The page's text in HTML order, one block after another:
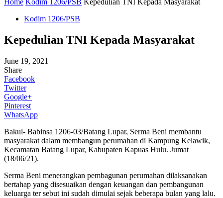
Home Kodim 1206/PSB Kepedulian TNI Kepada Masyarakat
Kodim 1206/PSB
Kepedulian TNI Kepada Masyarakat
June 19, 2021
Share
Facebook
Twitter
Google+
Pinterest
WhatsApp
Bakul- Babinsa 1206-03/Batang Lupar, Serma Beni membantu
masyarakat dalam membangun perumahan di Kampung Kelawik,
Kecamatan Batang Lupar, Kabupaten Kapuas Hulu. Jumat
(18/06/21).
Serma Beni menerangkan pembagunan perumahan dilaksanakan
bertahap yang disesuaikan dengan keuangan dan pembangunan
keluarga ter sebut ini sudah dimulai sejak beberapa bulan yang lalu.